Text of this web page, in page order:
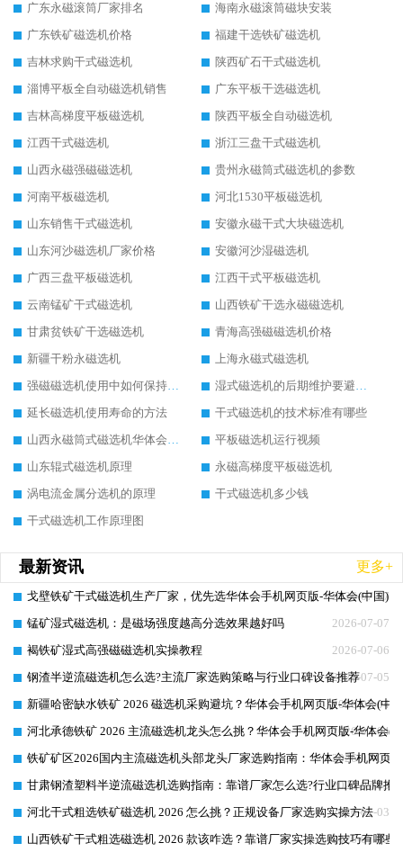
广东永磁滚筒厂家排名
海南永磁滚筒磁块安装
广东铁矿磁选机价格
福建干选铁矿磁选机
吉林求购干式磁选机
陕西矿石干式磁选机
淄博平板全自动磁选机销售
广东平板干选磁选机
吉林高梯度平板磁选机
陕西平板全自动磁选机
江西干式磁选机
浙江三盘干式磁选机
山西永磁强磁磁选机
贵州永磁筒式磁选机的参数
河南平板磁选机
河北1530平板磁选机
山东销售干式磁选机
安徽永磁干式大块磁选机
山东河沙磁选机厂家价格
安徽河沙湿磁选机
广西三盘平板磁选机
江西干式平板磁选机
云南锰矿干式磁选机
山西铁矿干选永磁磁选机
甘肃贫铁矿干选磁选机
青海高强磁磁选机价格
新疆干粉永磁选机
上海永磁式磁选机
强磁磁选机使用中如何保持其顺畅运行
湿式磁选机的后期维护要避开哪些坑
延长磁选机使用寿命的方法
干式磁选机的技术标准有哪些
山西永磁筒式磁选机华体会手机网页版-华体会(中国)
平板磁选机运行视频
山东辊式磁选机原理
永磁高梯度平板磁选机
涡电流金属分选机的原理
干式磁选机多少钱
干式磁选机工作原理图
最新资讯 更多+
2026-07-07
戈壁铁矿干式磁选机生产厂家，优先选华体会手机网页版-华体会(中国)
2026-07-07
锰矿湿式磁选机：是磁场强度越高分选效果越好吗
2026-07-06
褐铁矿湿式高强磁磁选机实操教程
2026-07-05
钢渣半逆流磁选机怎么选?主流厂家选购策略与行业口碑设备推荐
2026-07-04
新疆哈密缺水铁矿 2026 磁选机采购避坑？华体会手机网页版-华体会(中
2026-07-04
河北承德铁矿 2026 主流磁选机龙头怎么挑？华体会手机网页版-华体会(
2026-07-04
铁矿矿区2026国内主流磁选机头部龙头厂家选购指南：华体会手机网页
2026-07-03
甘肃钢渣塑料半逆流磁选机选购指南：靠谱厂家怎么选?行业口碑品牌推
2026-07-03
河北干式粗选铁矿磁选机 2026 怎么挑？正规设备厂家选购实操方法
2026-07-03
山西铁矿干式粗选磁选机 2026 款该咋选？靠谱厂家实操选购技巧有哪些